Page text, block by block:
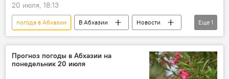
20 июля, 18:13
погода в Абхазии В Абхазии
Новости
Абхазия
Еще 1
Прогноз погоды в Абхазии на
понедельник 20 июля